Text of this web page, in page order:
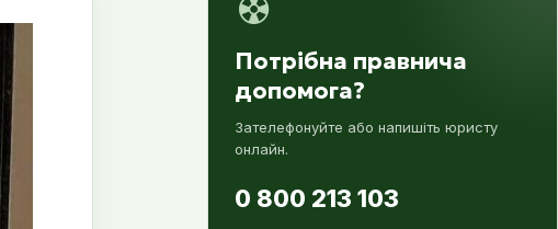
Потрібна правнича
допомога?
Зателефонуйте або напишіть юристу
онлайн.
0 800 213 103